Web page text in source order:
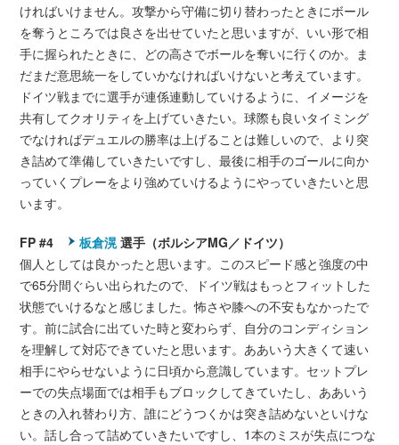
ければいけません。攻撃から守備に切り替わったときにボール
を奪うところでは良さを出せていたと思いますが、いい形で相
手に握られたときに、どの高さでボールを奪いに行くのか。ま
だまだ意思統一をしていかなければいけないと考えています。
ドイツ戦までに選手が連係連動していけるように、イメージを
共有してクオリティを上げていきたい。球際も良いタイミング
でなければデュエルの勝率は上げることは難しいので、より突
き詰めて準備していきたいですし、最後に相手のゴールに向か
っていくプレーをより強めていけるようにやっていきたいと思
います。
FP #4 板倉滉選手（ボルシアMG／ドイツ）
個人としては良かったと思います。このスピード感と強度の中
で65分間ぐらい出られたので、ドイツ戦はもっとフィットした
状態でいけるなと感じました。怖さや膝への不安もなかったで
す。前に試合に出ていた時と変わらず、自分のコンディション
を理解して対応できていたと思います。ああいう大きくて速い
相手にやらせないように日頃から意識しています。セットプレ
ーでの失点場面では相手もブロックしてきていたし、ああいう
ときの入れ替わり方、誰にどうつくかは突き詰めないといけな
い。話し合って詰めていきたいですし、1本のミスが失点につな